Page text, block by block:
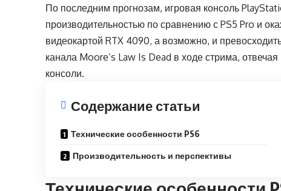
По последним прогнозам, игровая консоль
производительностью по сравнению с PS5 Pro и
видеокартой RTX 4090, а возможно, и
канала Moore’s Law Is Dead в ходе стрима,
консоли.
Содержание статьи
Технические особенности PS6
Производительность и перспективы